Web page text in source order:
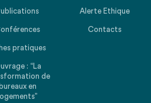
pratiques
: “La
de
bureaux en
logements”
Alerte Ethique
Contacts